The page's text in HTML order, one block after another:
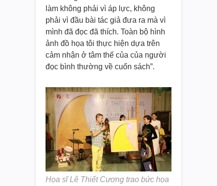
làm không phải vì áp lực, không
phải vì đầu bài tác giả đưa ra mà vì
mình đã đọc đã thích. Toàn bộ hình
ảnh đồ họa tôi thực hiện dựa trên
cảm nhận ở tâm thế của của người
đọc bình thường về cuốn sách”.
Họa sĩ Lê Thiết Cương trao bức họa